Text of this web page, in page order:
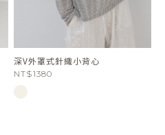
深V外罩式針織小背心
NT$1380